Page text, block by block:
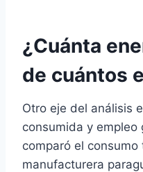
¿Cuánta
de cuántos
Otro eje del análisis
consumida y empleo
comparó el
manufacturera